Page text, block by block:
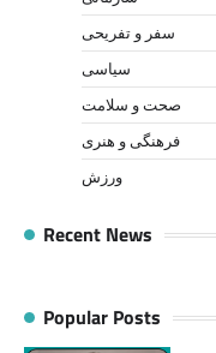
سفر و تفریحی
سیاسی
صحت و سلامت
فرهنگی و هنری
ورزش
Recent News
Popular Posts